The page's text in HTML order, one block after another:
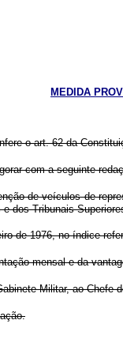
MEDIDA
o art. 62 da
com a seguinte
de veículos de
dos Tribunais
de 1976, no índice
mensal e da
Militar, ao